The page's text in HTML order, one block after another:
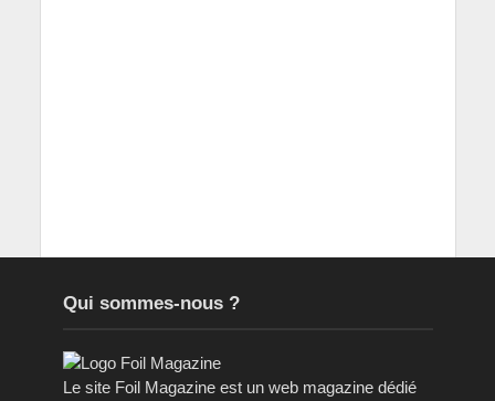
Qui sommes-nous ?
Le site Foil Magazine est un web magazine dédié